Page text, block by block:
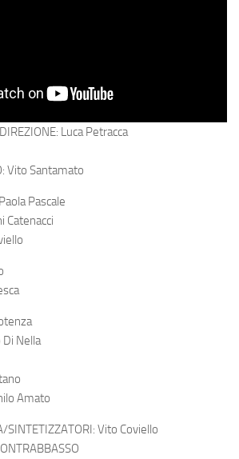
Luca Petracca
Vito Santamato
Pascale
Catenacci
Di Nella
Amato
SINTETIZZATORI: Vito Coviello